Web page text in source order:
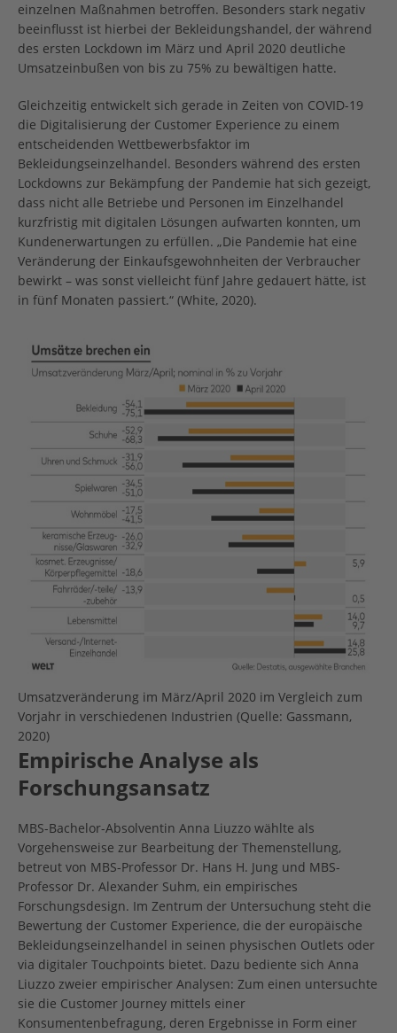
einzelnen Maßnahmen betroffen. Besonders stark negativ
beeinflusst ist hierbei der Bekleidungshandel, der während
des ersten Lockdown im März und April 2020 deutliche
Umsatzeinbußen von bis zu 75% zu bewältigen hatte.
Gleichzeitig entwickelt sich gerade in Zeiten von COVID-19
die Digitalisierung der Customer Experience zu einem
entscheidenden Wettbewerbsfaktor im
Bekleidungseinzelhandel. Besonders während des ersten
Lockdowns zur Bekämpfung der Pandemie hat sich gezeigt,
dass nicht alle Betriebe und Personen im Einzelhandel
kurzfristig mit digitalen Lösungen aufwarten konnten, um
Kundenerwartungen zu erfüllen. „Die Pandemie hat eine
Veränderung der Einkaufsgewohnheiten der Verbraucher
bewirkt – was sonst vielleicht fünf Jahre gedauert hätte, ist
in fünf Monaten passiert.“ (White, 2020).
Umsatzveränderung im März/April 2020 im Vergleich zum
Vorjahr in verschiedenen Industrien (Quelle: Gassmann,
2020)
Empirische Analyse als
Forschungsansatz
MBS-Bachelor-Absolventin Anna Liuzzo wählte als
Vorgehensweise zur Bearbeitung der Themenstellung,
betreut von MBS-Professor Dr. Hans H. Jung und MBS-
Professor Dr. Alexander Suhm, ein empirisches
Forschungsdesign. Im Zentrum der Untersuchung steht die
Bewertung der Customer Experience, die der europäische
Bekleidungseinzelhandel in seinen physischen Outlets oder
via digitaler Touchpoints bietet. Dazu bediente sich Anna
Liuzzo zweier empirischer Analysen: Zum einen untersuchte
sie die Customer Journey mittels einer
Konsumentenbefragung, deren Ergebnisse in Form einer